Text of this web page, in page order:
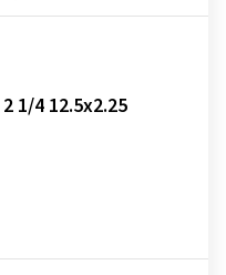
1/4 12.5x2.25